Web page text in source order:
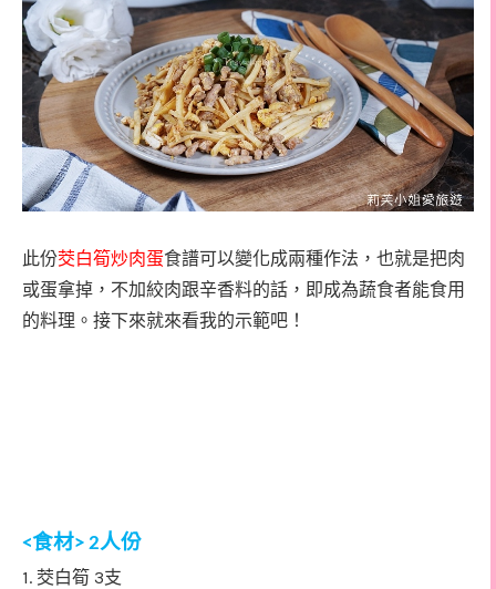
此份茭白筍炒肉蛋食譜可以變化成兩種作法，也就是把肉
或蛋拿掉，不加絞肉跟辛香料的話，即成為蔬食者能食用
的料理。接下來就來看我的示範吧！
<食材> 2人份
1. 茭白筍 3支